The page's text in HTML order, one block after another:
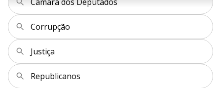
a
y
n
o
u
d
u
o
Corrupção
Justiça
Republicanos